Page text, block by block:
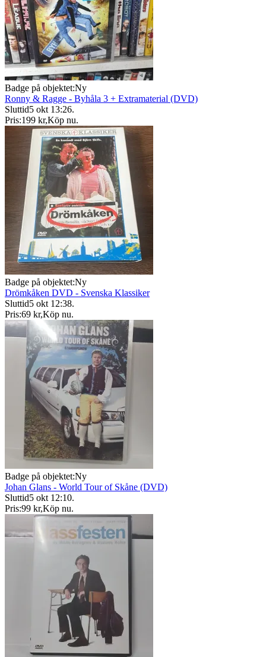
Badge på objektet:Ny
Ronny & Ragge - Byhåla 3 + Extramaterial (DVD)
Sluttid5 okt 13:26.
Pris:199 kr,Köp nu.
Badge på objektet:Ny
Drömkåken DVD - Svenska Klassiker
Sluttid5 okt 12:38.
Pris:69 kr,Köp nu.
Badge på objektet:Ny
Johan Glans - World Tour of Skåne (DVD)
Sluttid5 okt 12:10.
Pris:99 kr,Köp nu.